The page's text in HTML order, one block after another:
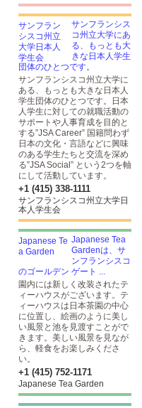
サンフランシス
コ州立大学にあ
る、もっとも大
きな日本人学生
団体のひとつです。
サンフランシスコ州立大学に
ある、もっとも大きな日本人
学生団体のひとつです。日本
人学生に対しての就職活動の
サポートや人事育成を目的と
する”JSA Career” 国籍問わず
日本の文化・言語などに興味
のある学生たちと交流を深め
る”JSA Social” という2つを軸
にして活動しています。
+1 (415) 338-1111
サンフランシスコ州立大学日
本人学生会
Japanese Tea
Gardenは、サ
ンフランシスコ
のゴールデン ゲート ...
園内には新しく改装されたテ
ィーハウスがございます。テ
ィーハウスは日本茶園の中心
に位置し、絵画のように美し
い風景と池を見渡すことがで
きます。美しい風景を見なが
ら、軽食をお楽しみくださ
い。
+1 (415) 752-1171
Japanese Tea Garden